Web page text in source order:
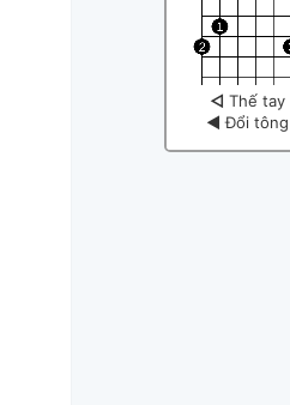
◁ Thế tay
◀ Đổi tông